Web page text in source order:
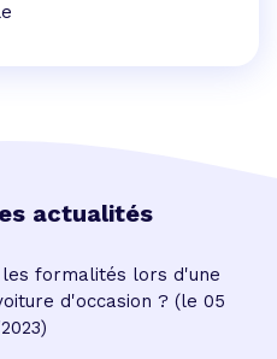
actualités
formalités lors d'une
d'occasion ? (le 05